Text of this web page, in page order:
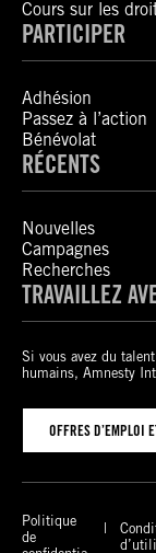
Cours sur les
PARTICIPER
Adhésion
Passez à l’action
Bénévolat
RÉCENTS
Nouvelles
Campagnes
Recherches
TRAVAILLEZ
Si vous avez du
humains, Amnesty
OFFRES D’EMPLOI
Politique
de